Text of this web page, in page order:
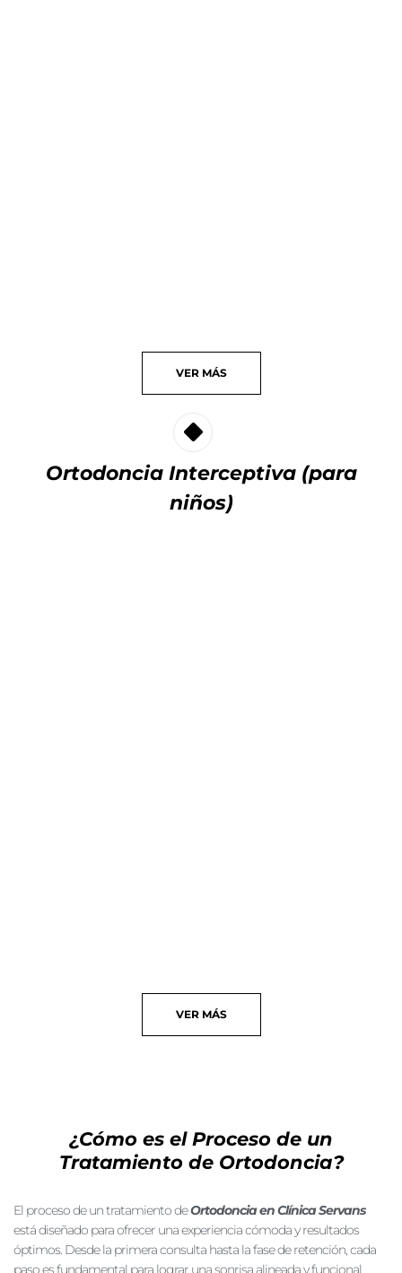
VER MÁS
Ortodoncia Interceptiva (para
niños)
VER MÁS
¿Cómo es el Proceso de un
Tratamiento de Ortodoncia?
El proceso de un tratamiento deOrtodoncia en Clínica Servans
está diseñado para ofrecer una experiencia cómoda y resultados
óptimos. Desde la primera consulta hasta la fase de retención, cada
paso es fundamental para lograr una sonrisa alineada y funcional.